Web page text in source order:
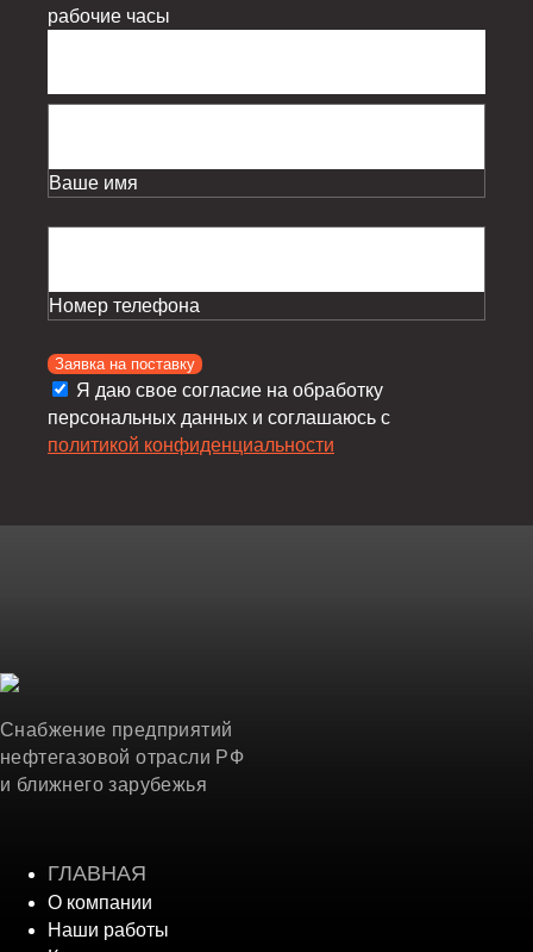
рабочие часы
Ваше имя
Номер телефона
Заявка на поставку
Я даю свое согласие на обработку
персональных данных и соглашаюсь с
политикой конфиденциальности
Снабжение предприятий
нефтегазовой отрасли РФ
и ближнего зарубежья
ГЛАВНАЯ
О компании
Наши работы